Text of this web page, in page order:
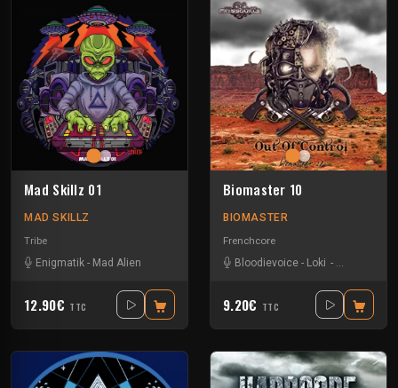
Mad Skillz 01
MAD SKILLZ
Tribe
Enigmatik - Mad Alien
12.90€ TTC
Biomaster 10
BIOMASTER
Frenchcore
Bloodievoice - Loki -
9.20€ TTC